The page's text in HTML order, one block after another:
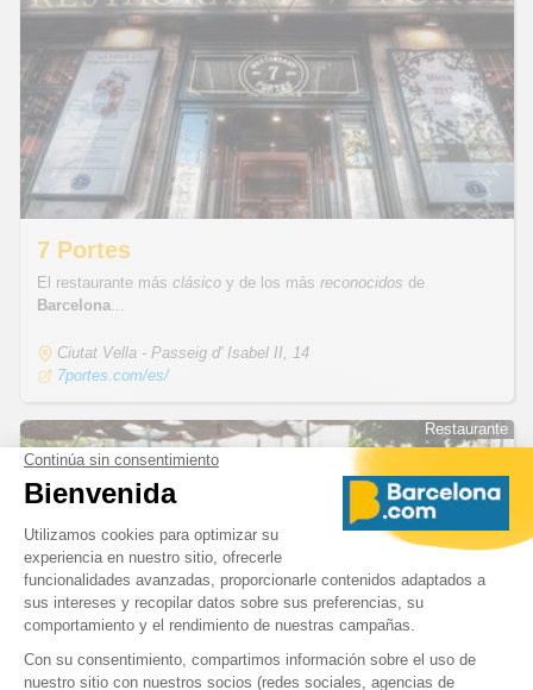
7 Portes
El restaurante másclásico y de los másreconocidos de
Barcelona...
Ciutat Vella - Passeig d' Isabel II, 14
7portes.com/es/
Restaurante
Restaurante